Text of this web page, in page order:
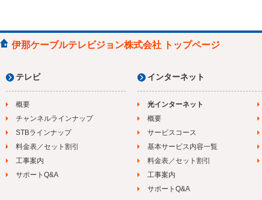
伊那ケーブルテレビジョン株式会社 トップページ
テレビ
概要
チャンネルラインナップ
STBラインナップ
料金表／セット割引
工事案内
サポートQ&A
インターネット
光インターネット
概要
サービスコース
基本サービス内容一覧
料金表／セット割引
工事案内
サポートQ&A